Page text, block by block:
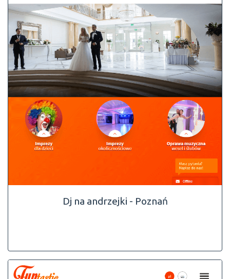
Dj na andrzejki - Poznań